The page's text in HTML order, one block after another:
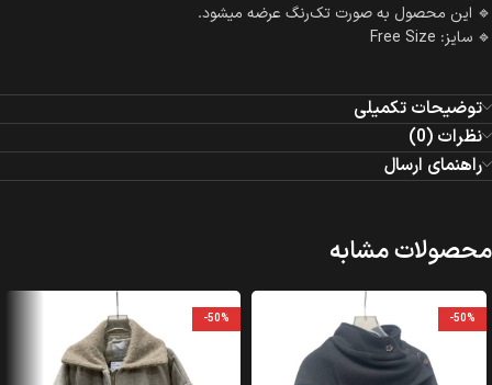
🔹 این محصول به‌ صورت تک‌رنگ عرضه میشود.
🔹 سایز: Free Size
توضیحات تکمیلی
نظرات (0)
راهنمای ارسال
محصولات مشابه
-50%
-50%